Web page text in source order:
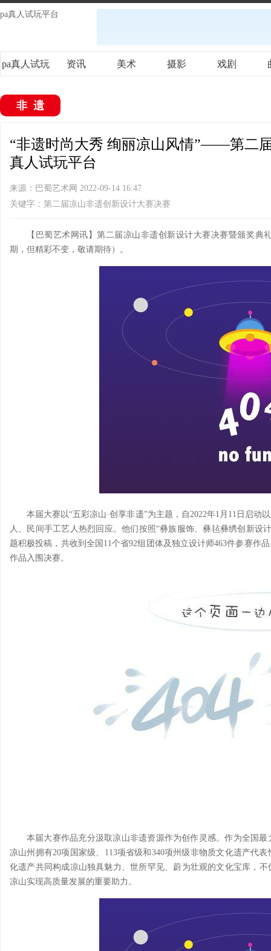
pa真人试玩平台
pa真人试玩 资讯 美术 摄影 戏剧
非遗
“非遗时尚大秀 绚丽凉山风情”——第二
真人试玩平台
来源：巴蜀艺术网 2022-09-14 16:47
关键字：第二届凉山非遗创新设计大赛决赛
【巴蜀艺术网讯】第二届凉山非遗创新设计大赛决赛暨颁奖
期，但精彩不变，敬请期待）。
本届大赛以“五彩凉山·创享非遗”为主题，自2022年1月11日启
人、民间手工艺人热烈回应。他们按照“彝族服饰、彝毡彝绣创新设
题积极投稿，共收到全国11个省92组团体及独立设计师463件参赛作
作品入围决赛。
本届大赛作品充分汲取凉山非遗资源作为创作灵感。作为全国
凉山州拥有20项国家级、113项省级和340项州级非物质文化遗产代
化遗产共同构成凉山独具魅力、世所罕见、蔚为壮观的文化宝库，
凉山实现高质量发展的重要助力。